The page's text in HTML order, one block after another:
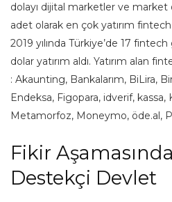
dolayı dijital marketler ve market
adet olarak en çok yatırım
2019 yılında Türkiye’de 17
dolar yatırım aldı. Yatırım alan
: Akaunting, Bankalarım, BiLira,
Endeksa, Figopara, idverif,
Metamorfoz, Moneymo, öde.al,
Fikir
Destekçi Devlet